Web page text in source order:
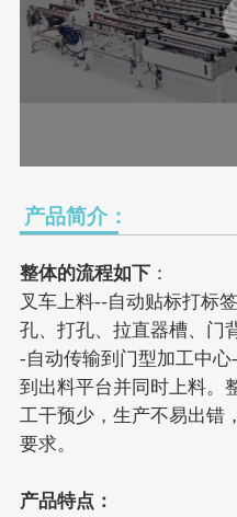
产品简介：
整体的流程如下：
叉车上料--自动贴标打标
孔、打孔、拉直器槽、门
-自动传输到门型加工中
到出料平台并同时上料。
工干预少，生产不易出错
要求。
产品特点：